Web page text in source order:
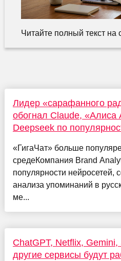
Читайте полный текст на
Лидер «сарафанного
обогнал Claude, «Алиса
Deepseek по
«ГигаЧат» больше
средеКомпания Brand
популярности нейросетей,
анализа упоминаний в
ме...
ChatGPT, Netflix,
другие сервисы будут